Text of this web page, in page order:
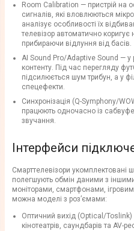
Room Calibration — пристрій на
сигналів, які вловлюються
аналізує особливості їх
телевізор автоматично
прибираючи відлуння від басів.
AI Sound Pro/Adaptive Sound — у
контенту. Під час перегляду
підсилюється шум трибун, а у
спецефекти.
Синхронізація (Q-Symphony/
працюють одночасно із
звучання.
Інтерфейси
Смарттелевізори укомплектовані
полегшують обмін даними з
моніторами, смартфонами,
можна моделі з роз’ємами:
Оптичний вихід (Optical/
кінотеатрів, саундбарів та AV-